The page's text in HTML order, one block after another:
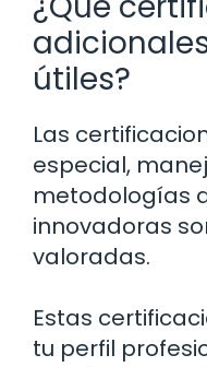
útiles?
Las
especial,
metodologías
innovadoras
valoradas.
Estas
tu perfil